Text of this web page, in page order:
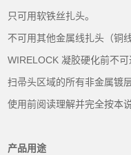
只可用软铁丝扎头。
不可用其他金属线扎头（铜
WIRELOCK 凝胶硬化前不可
扫帚头区域的所有非金属镀
使用前阅读理解并完全按本
产品用途